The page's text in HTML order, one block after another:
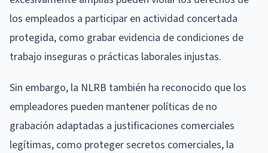
los empleados a participar en actividad concertada
protegida, como grabar evidencia de condiciones de
trabajo inseguras o prácticas laborales injustas.
Sin embargo, la NLRB también ha reconocido que los
empleadores pueden mantener políticas de no
grabación adaptadas a justificaciones comerciales
legítimas, como proteger secretos comerciales, la